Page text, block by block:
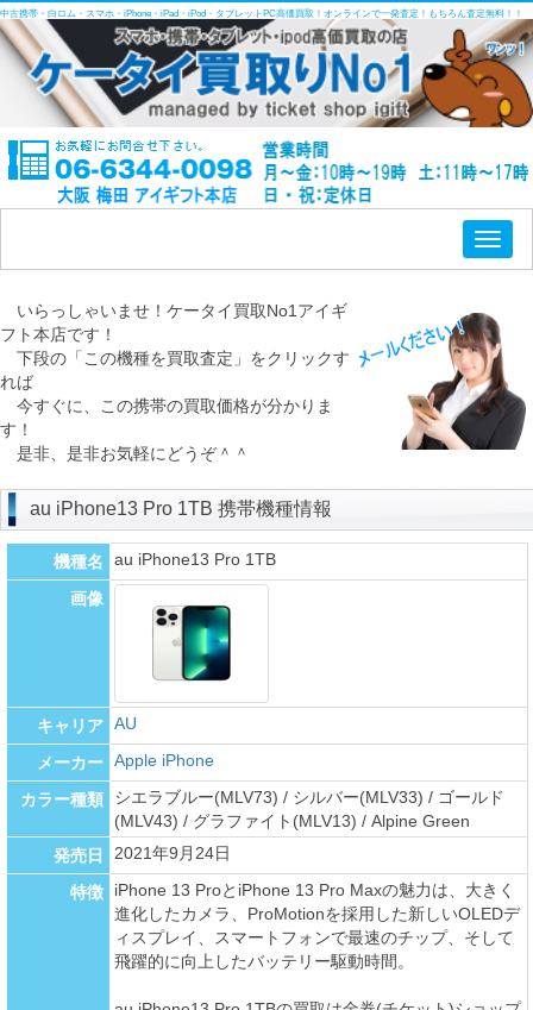
中古携帯・白ロム・スマホ・iPhone・iPad・iPod・タブレットPC高価買取！オンラインで一発査定！もちろん査定無料！！
いらっしゃいませ！ケータイ買取No1アイギ
フト本店です！
下段の「この機種を買取査定」をクリックす
れば
今すぐに、この携帯の買取価格が分かりま
す！
是非、是非お気軽にどうぞ＾＾
au iPhone13 Pro 1TB 携帯機種情報
機種名 au iPhone13 Pro 1TB
画像
キャリア AU
メーカー Apple iPhone
カラー種類
シエラブルー(MLV73) / シルバー(MLV33) / ゴールド
(MLV43) / グラファイト(MLV13) / Alpine Green
発売日
2021年9月24日
特徴
iPhone 13 ProとiPhone 13 Pro Maxの魅力は、大きく
進化したカメラ、ProMotionを採用した新しいOLEDデ
ィスプレイ、スマートフォンで最速のチップ、そして
飛躍的に向上したバッテリー駆動時間。